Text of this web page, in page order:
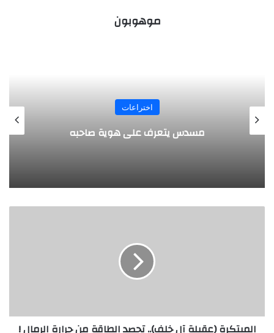
موهوبون
مسدس يتعرف على هوية صاحبه
الرمال
المبتكرة (عقيلة آل خلف).. تحصد الطاقة من حرارة الرمال !